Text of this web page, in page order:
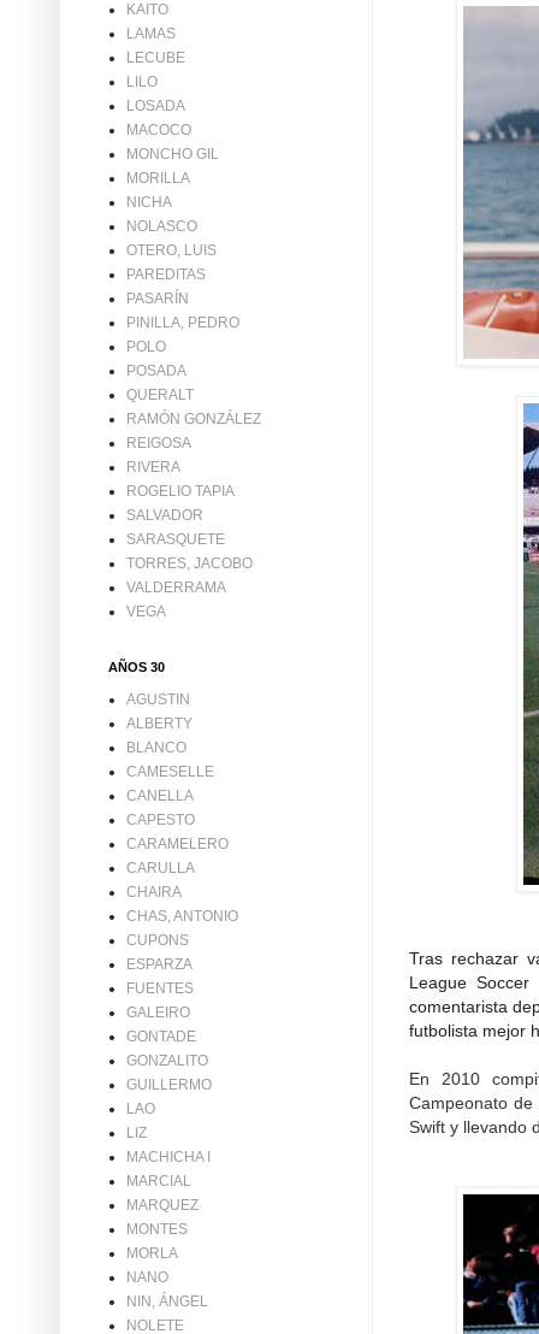
Tras rechazar
League
comentarista
futbolista mejor
En 2010
Campeonato
Swift y llevando
KAITO
LAMAS
LECUBE
LILO
LOSADA
MACOCO
MONCHO GIL
MORILLA
NICHA
NOLASCO
OTERO, LUIS
PAREDITAS
PASARÍN
PINILLA, PEDRO
POLO
POSADA
QUERALT
RAMÓN GONZÁLEZ
REIGOSA
RIVERA
ROGELIO TAPIA
SALVADOR
SARASQUETE
TORRES, JACOBO
VALDERRAMA
VEGA
AÑOS 30
AGUSTIN
ALBERTY
BLANCO
CAMESELLE
CANELLA
CAPESTO
CARAMELERO
CARULLA
CHAIRA
CHAS, ANTONIO
CUPONS
ESPARZA
FUENTES
GALEIRO
GONTADE
GONZALITO
GUILLERMO
LAO
LIZ
MACHICHA I
MARCIAL
MARQUEZ
MONTES
MORLA
NANO
NIN, ÁNGEL
NOLETE